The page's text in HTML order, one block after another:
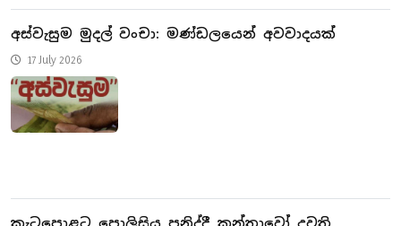
අස්වැසුම මුදල් වංචා: මණ්ඩලයෙන් අවවාදයක්
17 July 2026